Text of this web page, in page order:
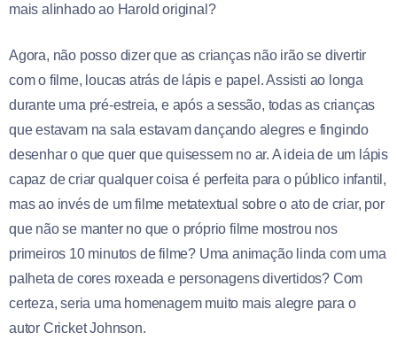
mais alinhado ao Harold original?
Agora, não posso dizer que as crianças não irão se divertir
com o filme, loucas atrás de lápis e papel. Assisti ao longa
durante uma pré-estreia, e após a sessão, todas as crianças
que estavam na sala estavam dançando alegres e fingindo
desenhar o que quer que quisessem no ar. A ideia de um lápis
capaz de criar qualquer coisa é perfeita para o público infantil,
mas ao invés de um filme metatextual sobre o ato de criar, por
que não se manter no que o próprio filme mostrou nos
primeiros 10 minutos de filme? Uma animação linda com uma
palheta de cores roxeada e personagens divertidos? Com
certeza, seria uma homenagem muito mais alegre para o
autor Cricket Johnson.